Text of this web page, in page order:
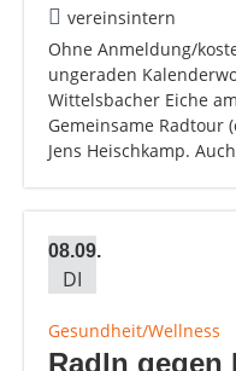
vereinsintern
Ohne Anmeldung/
ungeraden
Wittelsbacher Eiche
Gemeinsame Radtour
Jens Heischkamp.
08.09.
DI
Gesundheit/Wellness
Radln gegen